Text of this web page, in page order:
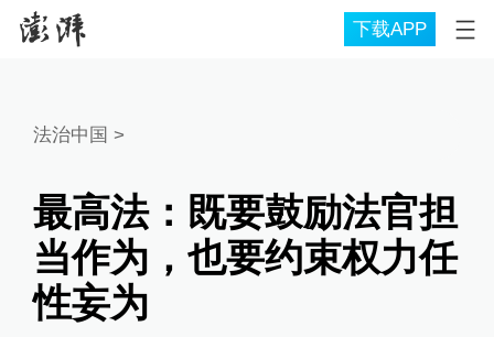
下载APP
法治中国 >
最高法：既要鼓励法官担
当作为，也要约束权力任
性妄为